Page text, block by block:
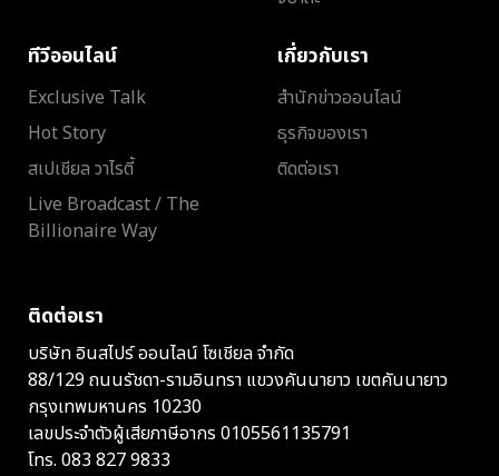
ทีวีออนไลน์
Exclusive Talk
Hot Story
สเปเชียล วาไรตี้
Live Broadcast / The
Billionaire Way
เกี่ยวกับเรา
สำนักข่าวออนไลน์
ธุรกิจของเรา
ติดต่อเรา
ติดต่อเรา
บริษัท อินสไปร์ ออนไลน์ โซเชียล จำกัด
88/129 ถนนรัชดา-รามอินทรา แขวงคันนายาว เขตคันนายาว
กรุงเทพมหานคร 10230
เลขประจำตัวผู้เสียภาษีอากร 0105561135791
โทร. 083 827 9833